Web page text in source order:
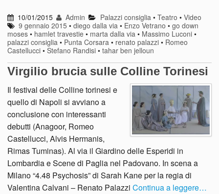
10/01/2015 Admin Palazzi consiglia • Teatro • Video
9 gennaio 2015 •diego dalla via • Enzo Vetrano •go down
moses • hamlet travestie • marta dalla via • Massimo Luconi •
palazzi consiglia • Punta Corsara • renato palazzi • Romeo
Castellucci • Stefano Randisi • tahar ben jelloun
Virgilio brucia sulle Colline Torinesi
Il festival delle Colline torinesi e
quello di Napoli si avviano a
conclusione con interessanti
debutti (Anagoor, Romeo
Castellucci, Alvis Hermanis,
Rimas Tuminas). Al via il Giardino delle Esperidi in
Lombardia e Scene di Paglia nel Padovano. In scena a
Milano “4.48 Psychosis” di Sarah Kane per la regia di
Valentina Calvani – Renato Palazzi Continua a leggere…